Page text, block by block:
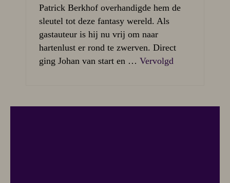
Patrick Berkhof overhandigde hem de
sleutel tot deze fantasy wereld. Als
gastauteur is hij nu vrij om naar
hartenlust er rond te zwerven. Direct
ging Johan van start en … Vervolgd